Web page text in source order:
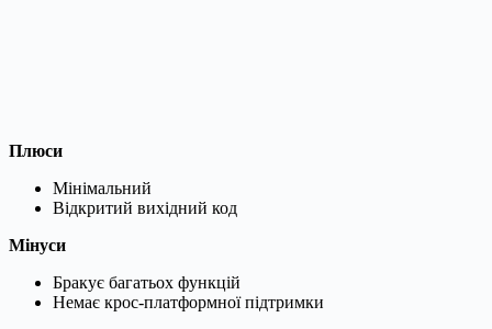
Плюси
Мінімальний
Відкритий вихідний код
Мінуси
Бракує багатьох функцій
Немає крос-платформної підтримки